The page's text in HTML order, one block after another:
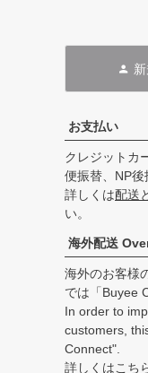
お支払い
クレジットカ
便振替、NP後
詳しくは配送
い。
海外配送
海外のお客様
では「Buyee
In order to
customers,
Connect".
詳しくはこち